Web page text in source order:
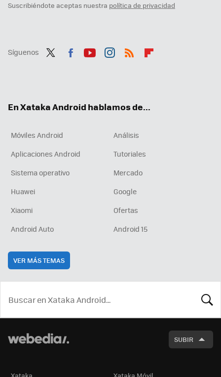
Suscribiéndote aceptas nuestra política de privacidad
Síguenos
En Xataka Android hablamos de...
Móviles Android
Análisis
Aplicaciones Android
Tutoriales
Sistema operativo
Mercado
Huawei
Google
Xiaomi
Ofertas
Android Auto
Android 15
VER MÁS TEMAS
SUBIR